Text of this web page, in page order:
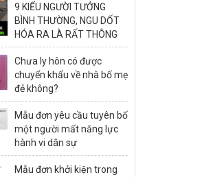
9 KIỂU NGƯỜI TƯỞNG
BÌNH THƯỜNG, NGU DỐT
HÓA RA LÀ RẤT THÔNG
MINH, ĐÁNG ĐỂ HỌC TẬP
Chưa ly hôn có được
chuyển khẩu về nhà bố mẹ
đẻ không?
Mẫu đơn yêu cầu tuyên bố
một người mất năng lực
hành vi dân sự
Mẫu đơn khởi kiện trong